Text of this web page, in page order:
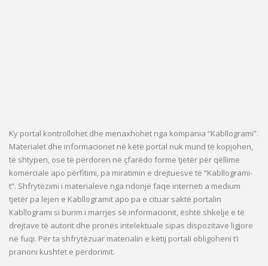
Ky portal kontrollohet dhe menaxhohet nga kompania “Kabllogrami”.
Materialet dhe informacionet në këtë portal nuk mund të kopjohen,
të shtypen, ose të përdoren në çfarëdo forme tjetër për qëllime
komerciale apo përfitimi, pa miratimin e drejtuesve të “Kabllogrami-
t”. Shfrytëzimi i materialeve nga ndonjë faqe interneti a medium
tjetër pa lejen e Kabllogramit apo pa e cituar saktë portalin
Kabllogrami si burim i marrjes së informacionit, është shkelje e të
drejtave të autorit dhe pronës intelektuale sipas dispozitave ligjore
në fuqi. Për ta shfrytëzuar materialin e këtij portali obligoheni t’i
pranoni kushtet e përdorimit.